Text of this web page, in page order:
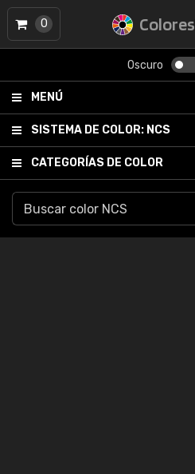
Colores
Oscuro
MENÚ
SISTEMA DE COLOR: NCS
CATEGORÍAS DE COLOR
0